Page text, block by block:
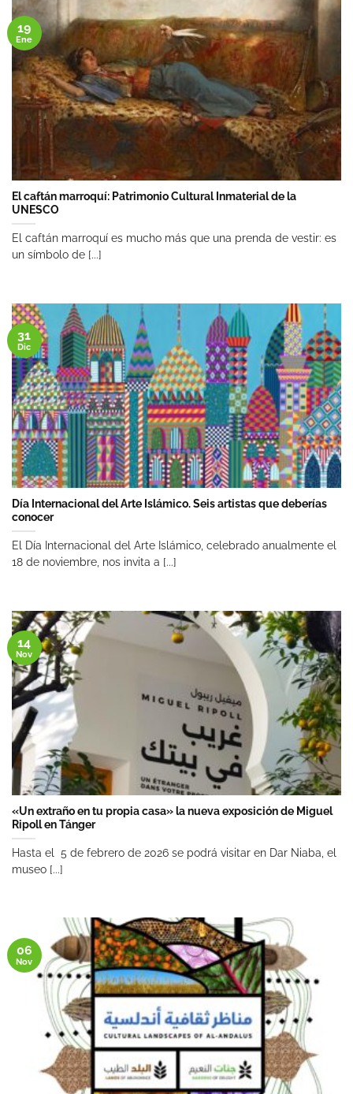
El caftán marroquí: Patrimonio Cultural Inmaterial de la
UNESCO
El caftán marroquí es mucho más que una prenda de vestir: es
un símbolo de [...]
19
Ene
Día Internacional del Arte Islámico. Seis artistas que deberías
conocer
El Día Internacional del Arte Islámico, celebrado anualmente el
18 de noviembre, nos invita a [...]
31
Dic
«Un extraño en tu propia casa» la nueva exposición de Miguel
Ripoll en Tánger
Hasta el 5 de febrero de 2026 se podrá visitar en Dar Niaba, el
museo [...]
14
Nov
06
Nov